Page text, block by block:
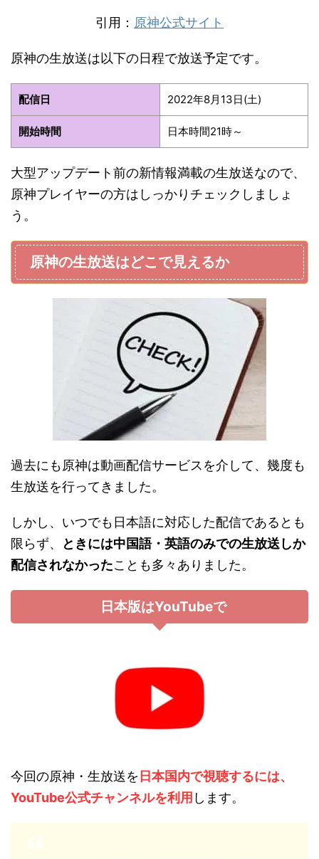
引用： 原神公式サイト
原神の生放送は以下の日程で放送予定です。
配信日 2022年8月13日(土)
開始時間 日本時間21時～
大型アップデート前の新情報満載の生放送なので、
原神プレイヤーの方はしっかりチェックしましょ
う。
原神の生放送はどこで見えるか
過去にも原神は動画配信サービスを介して、幾度も
生放送を行ってきました。
しかし、いつでも日本語に対応した配信であるとも
限らず、
ときには中国語・英語のみでの生放送しか
配信されなかったことも多々ありました。
日本版はYouTubeで
今回の原神・生放送を 日本国内で視聴するには、
YouTube公式チャンネルを利用 します。